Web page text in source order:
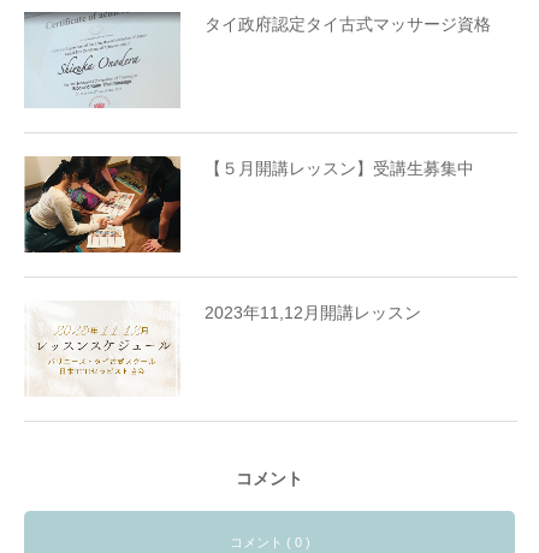
タイ政府認定タイ古式マッサージ資格
【５月開講レッスン】受講生募集中
2023年11,12月開講レッスン
コメント
コメント ( 0 )